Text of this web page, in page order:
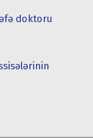
doktoru